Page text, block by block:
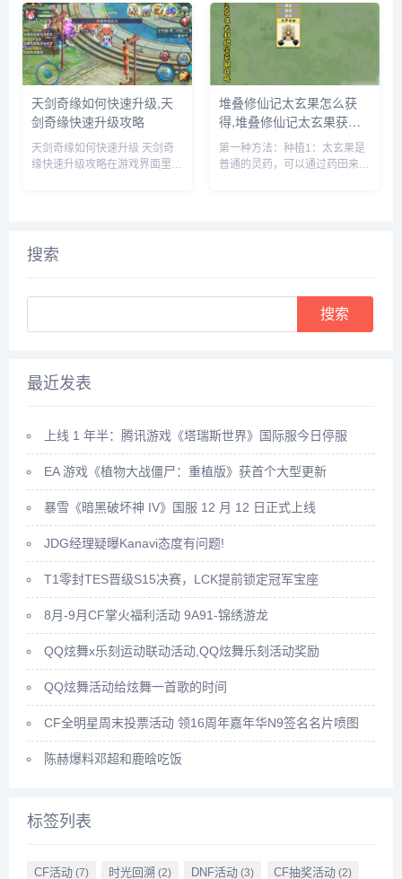
间进行了多次深入讨论。在交流
过程中，何小鹏对小米YU7的...
狂欢嘉年华，更集结了旗下产品
为全球玩家带来了庆生版本更新
及包含616...
天剑奇缘如何快速升级,天
剑奇缘快速升级攻略
天剑奇缘如何快速升级 天剑奇
缘快速升级攻略在游戏界面里，
悬赏任务，完成这些任务后，就
可以...
堆叠修仙记太玄果怎么获
得,堆叠修仙记太玄果获得
方法
第一种方法：种植1：太玄果是
普通的灵药，可以通过药田来种
搜索
最近发表
上线 1 年半：腾讯游戏《塔瑞斯世界》国际服今日停服
EA 游戏《植物大战僵尸：重植版》获首个大型更新
暴雪《暗黑破坏神 IV》国服 12 月 12 日正式上线
JDG经理疑曝Kanavi态度有问题!
T1零封TES晋级S15决赛，LCK提前锁定冠军宝座
8月-9月CF掌火福利活动 9A91-锦绣游龙
QQ炫舞x乐刻运动联动活动,QQ炫舞乐刻活动奖励
QQ炫舞活动给炫舞一首歌的时间
CF全明星周末投票活动 领16周年嘉年华N9签名名片喷图
陈赫爆料邓超和鹿晗吃饭
标签列表
CF活动(7) 时光回溯 (2) DNF活动 (3) CF抽奖活动 (2)